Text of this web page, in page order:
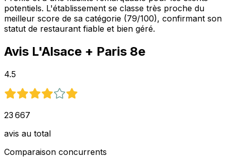
potentiels. L'établissement se classe très proche du
meilleur score de sa catégorie (79/100), confirmant son
statut de restaurant fiable et bien géré.
Avis L'Alsace + Paris 8e
4.5
23 667
avis au total
Comparaison concurrents